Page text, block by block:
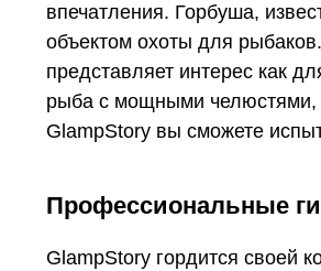
впечатления. Горбуша,
объектом охоты для
представляет интерес как
рыба с мощными челюстями,
GlampStory вы сможете
Профессиональные
GlampStory гордится своей